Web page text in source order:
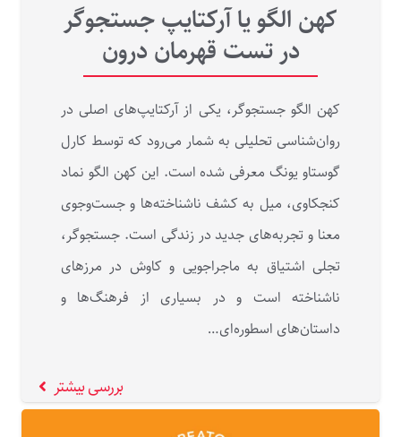
کهن الگو یا آرکتایپ جستجوگر
در تست قهرمان درون
کهن‌ الگو جستجوگر، یکی از آرکتایپ‌های اصلی در
روان‌شناسی تحلیلی به‌ شمار می‌رود که توسط کارل
گوستاو یونگ معرفی شده است. این کهن‌ الگو نماد
کنجکاوی، میل به کشف ناشناخته‌ها و جست‌وجوی
معنا و تجربه‌های جدید در زندگی است. جستجوگر،
تجلی اشتیاق به ماجراجویی و کاوش در مرزهای
ناشناخته است و در بسیاری از فرهنگ‌ها و
داستان‌های اسطوره‌ای…
بررسی بیشتر